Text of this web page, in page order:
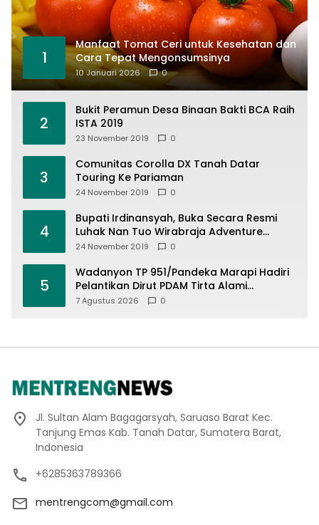
1
Manfaat Tomat Ceri untuk Kesehatan dan
Cara Tepat Mengonsumsinya
10 Januari 2026 0
2
Bukit Peramun Desa Binaan Bakti BCA Raih
ISTA 2019
23 November 2019 0
3
Comunitas Corolla DX Tanah Datar
Touring Ke Pariaman
24 November 2019 0
4
Bupati Irdinansyah, Buka Secara Resmi
Luhak Nan Tuo Wirabraja Adventure
Offroad 2019
24 November 2019 0
5
Wadanyon TP 951/Pandeka Marapi Hadiri
Pelantikan Dirut PDAM Tirta Alami
Batusangkar, Dukung Sinergi BUMD dan
7 Agustus 2026 0
Jl. Sultan Alam Bagagarsyah, Saruaso Barat Kec.
Tanjung Emas Kab. Tanah Datar, Sumatera Barat,
Indonesia
+6285363789366
mentrengcom@gmail.com